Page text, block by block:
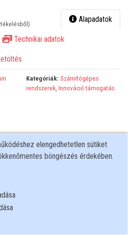
Alapadatok
Technikai adatok
Kategóriák: Számítógépes
rendszerek, Innováció támogatás
elengedhetetlen sütiket
böngészés érdekében.